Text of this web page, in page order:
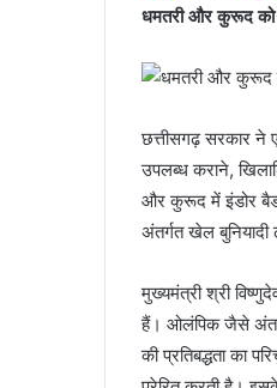
धमतरी और कुरूद को
छत्तीसगढ़ सरकार ने
उपलब्ध कराने,
और कुरूद में इंडोर
अंतर्गत खेल बुनियादी
मुख्यमंत्री श्री
हैं। ओलंपिक जैसे
की प्रतिबद्धता का